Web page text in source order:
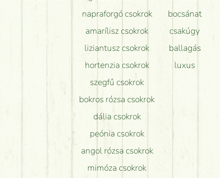
napraforgó csokrok
amarílisz csokrok
liziantusz csokrok
hortenzia csokrok
szegfű csokrok
bokros rózsa csokrok
dália csokrok
peónia csokrok
angol rózsa csokrok
mimóza csokrok
bocsánat
csakúgy
ballagás
luxus